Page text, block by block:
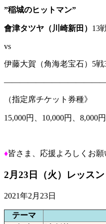
”稲城のヒットマン”
會津タツヤ（川崎新田） 13
vs
伊藤大賀（角海老宝石）5戦
（指定席チケット券種》
15,000円、10,000円、8,000円
♦皆さま、応援よろしくお願
2月23日（火）レッスン
2021年2月23日
テーマ